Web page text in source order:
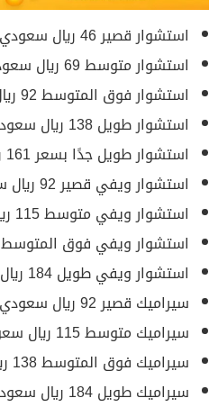
استشوار قصير 46 ريال سعودي.
استشوار متوسط 69 ريال سعودي.
استشوار فوق المتوسط 92 ريال سعودي.
استشوار طويل 138 ريال سعودي.
استشوار طويل جدًا بسعر 161 ريال سعودي.
استشوار ويفي قصير 92 ريال سعودي.
استشوار ويفي متوسط 115 ريال سعودي.
استشوار ويفي فوق المتوسط 138 ريال سعودي.
استشوار ويفي طويل 184 ريال سعودي.
سيراميك قصير 92 ريال سعودي.
سيراميك متوسط 115 ريال سعودي.
سيراميك فوق المتوسط 138 ريال سعودي.
سيراميك طويل 184 ريال سعودي.